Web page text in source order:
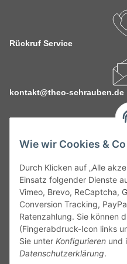
Wie wir Cookies &
Durch Klicken auf „Alle
Einsatz folgender Dienste
Vimeo, Brevo, ReCaptcha,
Conversion Tracking,
Ratenzahlung. Sie können
(Fingerabdruck-Icon links
Sie unter Konfigurieren und
Datenschutzerklärung.
Rückruf Service
kontakt@theo-schrauben.de
Service
Gesetzliche Informationen
Alle technischen Angaben
Angaben vorbehalten.